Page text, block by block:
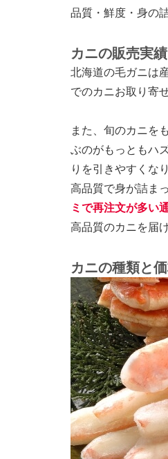
品質・鮮度・身の
カニの販売実
北海道の毛ガニは
でのカニお取り寄
また、旬のカニを
ぶのがもっともハ
りを引きやすくな
高品質で身が詰ま
ミで再注文が多い
高品質のカニを届
カニの種類と